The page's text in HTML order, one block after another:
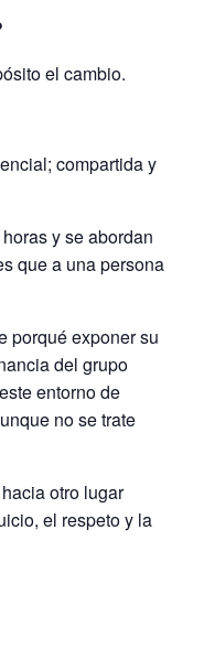
el cambio.
compartida y
y se abordan
que a una persona
porqué exponer su
del grupo
entorno de
no se trate
otro lugar
el respeto y la